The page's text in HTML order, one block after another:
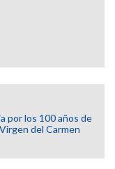
por los 100 años de
del Carmen